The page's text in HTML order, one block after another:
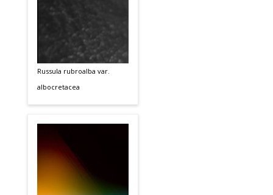
Russula rubroalba var.
albocretacea